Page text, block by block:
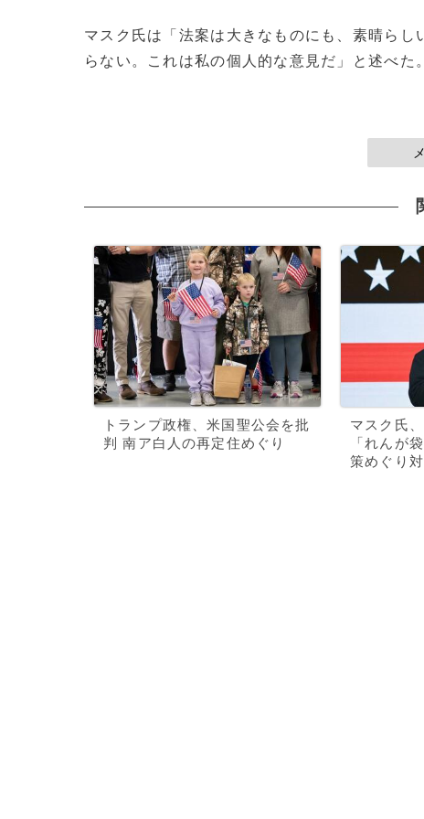
マスク氏は「法案は大きなものにも、素晴ら
らない。これは私の個人的な意見だ」と述べた
トランプ政権、米国聖公会を批
判 南ア白人の再定住めぐり
マスク氏
「れんが
策めぐり